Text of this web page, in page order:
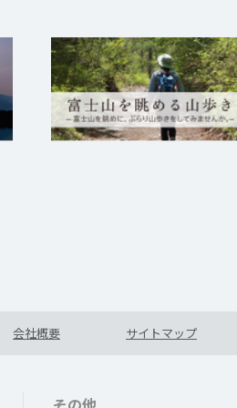
会社概要 サイトマップ